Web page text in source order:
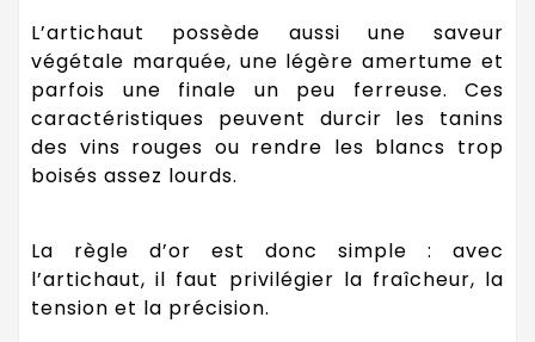
L’artichaut possède aussi une saveur
végétale marquée, une légère amertume et
parfois une finale un peu ferreuse. Ces
caractéristiques peuvent durcir les tanins
des vins rouges ou rendre les blancs trop
boisés assez lourds.
La règle d’or est donc simple : avec
l’artichaut, il faut privilégier la fraîcheur, la
tension et la précision.